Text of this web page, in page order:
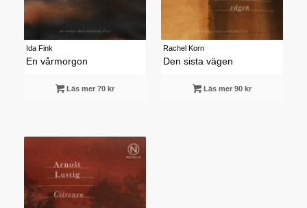
Ida Fink
En vårmorgon
Läs mer 70 kr
Rachel Korn
Den sista vägen
Läs mer 90 kr